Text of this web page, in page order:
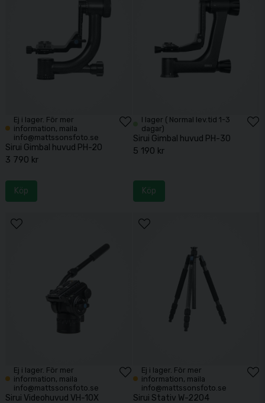
Ej i lager. För mer
information, maila
info@mattssonsfoto.se
Sirui Gimbal huvud PH-20
3 790 kr
Köp
I lager ( Normal lev.tid 1-3
dagar)
Sirui Gimbal huvud PH-30
5 190 kr
Köp
Ej i lager. För mer
information, maila
info@mattssonsfoto.se
Sirui Videohuvud VH-10X
Ej i lager. För mer
information, maila
info@mattssonsfoto.se
Sirui Stativ W-2204